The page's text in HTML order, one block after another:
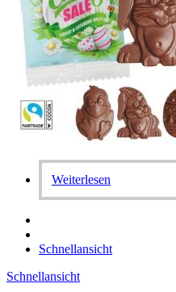
Weiterlesen
Schnellansicht
Schnellansicht